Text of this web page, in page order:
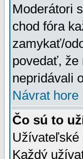
Moderátori
chod fóra
zamykať/
povedať,
nepridávali
Návrat hore
Čo sú to
Užívateľské
Každý